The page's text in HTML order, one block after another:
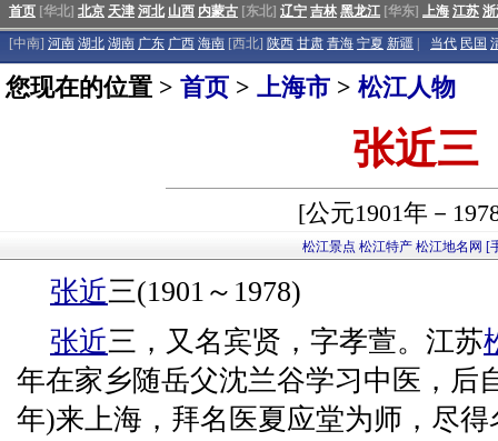
首页 [华北] 北京 天津 河北 山西 内蒙古 [东北] 辽宁 吉林 黑龙江 [华东] 上海 江苏
[中南] 河南 湖北 湖南 广东 广西 海南 [西北] 陕西 甘肃 青海 宁夏 新疆 当代 民国
您现在的位置 > 首页 > 上海市 > 松江人物
张近三
[公元1901年－
松江景点 松江特产 松江地名网 [
张近三(1901～1978)
张近三，又名宾贤，字孝萱。江苏
年在家乡随岳父沈兰谷学习中医，后
年)来上海，拜名医夏应堂为师，尽